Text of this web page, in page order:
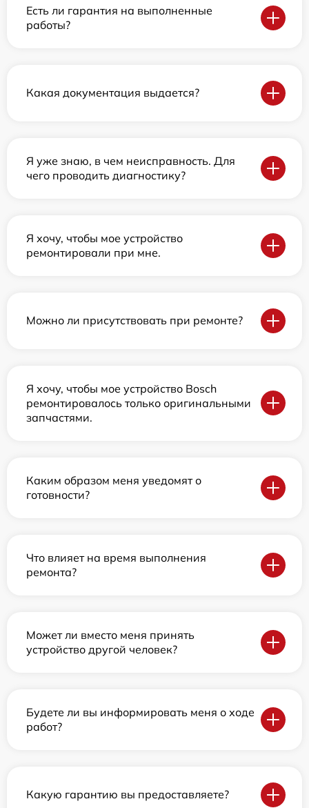
Есть ли гарантия на выполненные
работы?
Какая документация выдается?
Я уже знаю, в чем неисправность. Для
чего проводить диагностику?
Я хочу, чтобы мое устройство
ремонтировали при мне.
Можно ли присутствовать при ремонте?
Я хочу, чтобы мое устройство Bosch
ремонтировалось только оригинальными
запчастями.
Каким образом меня уведомят о
готовности?
Что влияет на время выполнения
ремонта?
Может ли вместо меня принять
устройство другой человек?
Будете ли вы информировать меня о ходе
работ?
Какую гарантию вы предоставляете?